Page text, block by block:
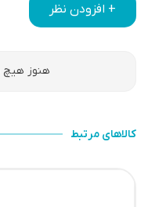
+ افزودن نظر
هنوز
کالاهای مرتبط